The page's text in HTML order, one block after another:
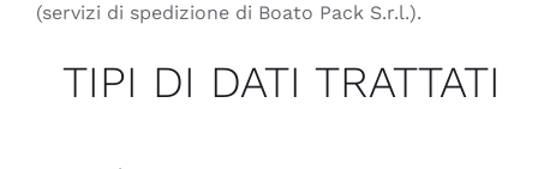
(servizi di spedizione di Boato Pack S.r.l.).
TIPI DI DATI TRATTATI